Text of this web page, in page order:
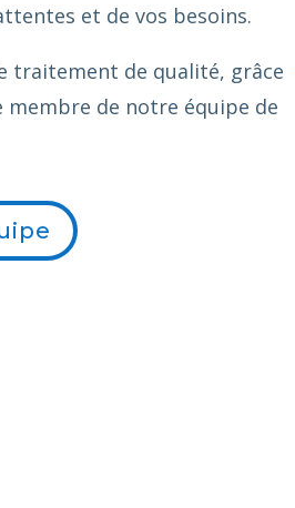
et de vos besoins.
traitement de qualité, grâce
membre de notre équipe de